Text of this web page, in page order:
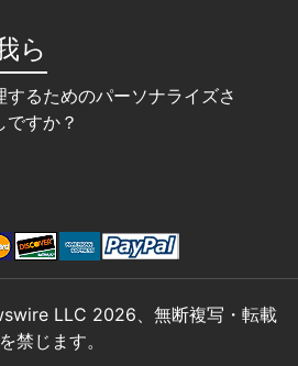
ら
するためのパーソナライズさ
すか？
LLC 2026、無断複写・転載
を禁じます。